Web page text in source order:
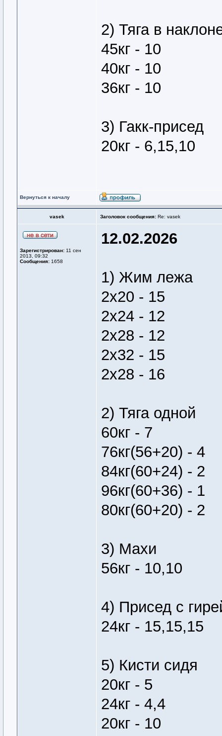
2) Тяга в
45кг - 10
40кг - 10
36кг - 10
3) Гакк-присед
20кг - 6,15,10
Вернуться к началу
vasek Заголовок сообщения: Re: vasek
Зарегистрирован: 11 сен
2013, 09:32
Сообщения: 1658
12.02.2026
1) Жим лежа
2х20 - 15
2х24 - 12
2х28 - 12
2х32 - 15
2х28 - 16
2) Тяга одной
60кг - 7
76кг(56+20) - 4
84кг(60+24) - 2
96кг(60+36) - 1
80кг(60+20) - 2
3) Махи
56кг - 10,10
4) Присед с
24кг - 15,15,15
5) Кисти сидя
20кг - 5
24кг - 4,4
20кг - 10